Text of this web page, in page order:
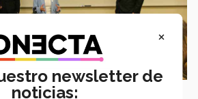
×
newsletter de
noticias: